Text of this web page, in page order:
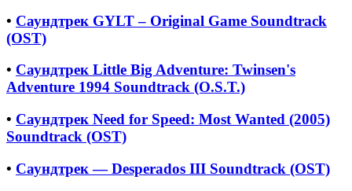
• Саундтрек GYLT – Original Game Soundtrack
(OST)
• Саундтрек Little Big Adventure: Twinsen's
Adventure 1994 Soundtrack (O.S.T.)
• Саундтрек Need for Speed: Most Wanted (2005)
Soundtrack (OST)
• Саундтрек — Desperados III Soundtrack (OST)